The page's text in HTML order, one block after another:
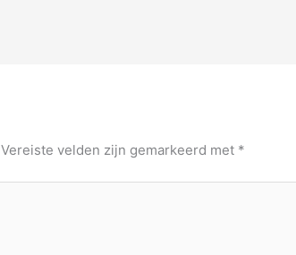
Vereiste velden zijn gemarkeerd met *